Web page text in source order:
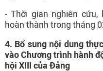
- Thời gian nghiên
hoàn thành trong tháng
4. Bổ sung nội dung
vàoChương trình hành
hội XIII của Đảng